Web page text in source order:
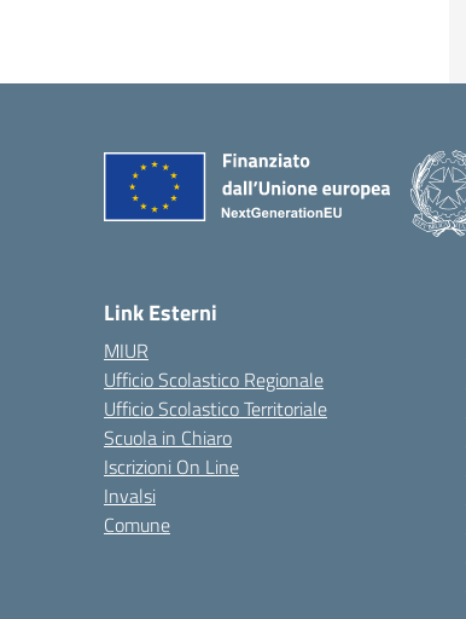
Link Esterni
MIUR
Ufficio Scolastico Regionale
Ufficio Scolastico Territoriale
Scuola in Chiaro
Iscrizioni On Line
Invalsi
Comune